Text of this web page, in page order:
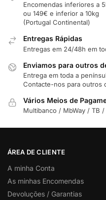
Encomendas inferiores a
ou 149€ e inferior a 10kg
(Portugal Continental)
Entregas Rápidas
Entregas em 24/48h em
Enviamos para outros
Entrega em toda a
Contacte-nos para outros
Vários Meios de
Multibanco / MbWay / TB
ÁREA DE CLIENTE
A minha Conta
As minhas Encomendas
Devoluções / Garantias